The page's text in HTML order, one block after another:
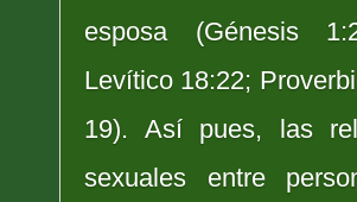
esposa (Génesis
Levítico 18:22;
19). Así pues, las
sexuales entre